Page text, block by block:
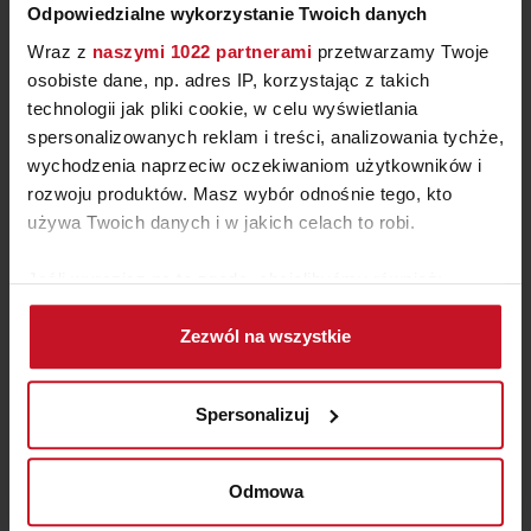
Odpowiedzialne wykorzystanie Twoich danych
Wraz z naszymi 1022 partnerami przetwarzamy Twoje
osobiste dane, np. adres IP, korzystając z takich
technologii jak pliki cookie, w celu wyświetlania
spersonalizowanych reklam i treści, analizowania tychże,
wychodzenia naprzeciw oczekiwaniom użytkowników i
rozwoju produktów. Masz wybór odnośnie tego, kto
używa Twoich danych i w jakich celach to robi.
Jeśli wyrazisz na to zgodę, chcielibyśmy również:
Gromadzić dane dotyczące Twojej lokalizacji
geograficznej z dokładnością nawet do kilku metrów
Identyfikować Twoje urządzenie, aktywnie
(fingerprinting, czyli wirtualny odcisk palca)
Dowiedz się więcej odnośnie tego, jak Twoje osobiste
dane są przetwarzane oraz ustaw własne preferencje w
Zezwól na wszystkie
Spersonalizuj
Odmowa
KRZESŁO WOODY